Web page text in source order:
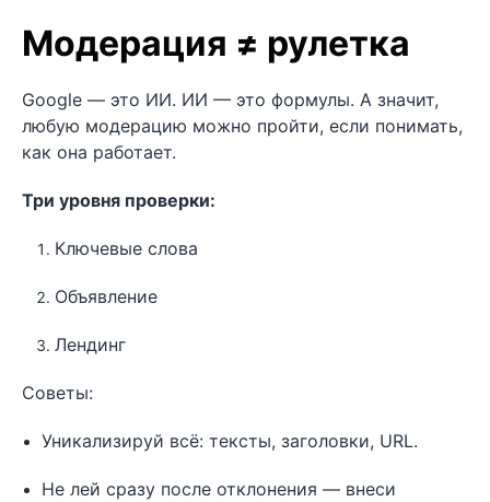
Модерация ≠ рулетка
Google — это ИИ. ИИ — это формулы. А значит,
любую модерацию можно пройти, если понимать,
как она работает.
Три уровня проверки:
Ключевые слова
Объявление
Лендинг
Советы:
Уникализируй всё: тексты, заголовки, URL.
Не лей сразу после отклонения — внеси